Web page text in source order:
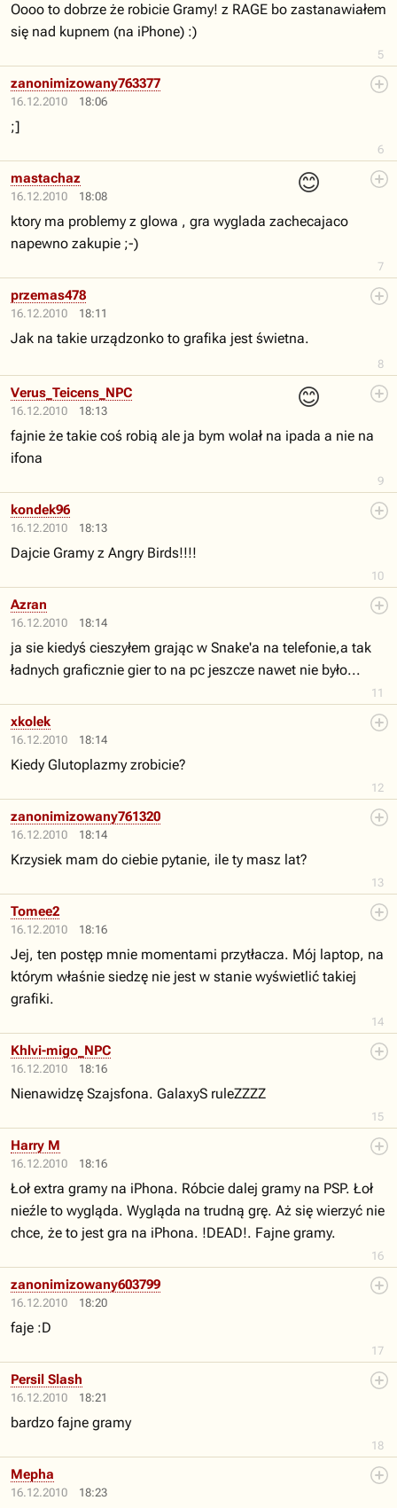
5
Oooo to dobrze że robicie Gramy! z RAGE bo zastanawiałem
się nad kupnem (na iPhone) :)
16.12.2010 18:06
6
zanonimizowany763377
;]
16.12.2010 18:08
😊
7
mastachaz
ktory ma problemy z glowa , gra wyglada zachecajaco
napewno zakupie ;-)
16.12.2010 18:11
8
przemas478
Jak na takie urządzonko to grafika jest świetna.
16.12.2010 18:13
😊
9
Verus_Teicens_NPC
fajnie że takie coś robią ale ja bym wolał na ipada a nie na
ifona
16.12.2010 18:13
10
kondek96
Dajcie Gramy z Angry Birds!!!!
16.12.2010 18:14
11
Azran
ja sie kiedyś cieszyłem grając w Snake'a na telefonie,a tak
ładnych graficznie gier to na pc jeszcze nawet nie było...
16.12.2010 18:14
12
xkolek
Kiedy Glutoplazmy zrobicie?
16.12.2010 18:14
13
zanonimizowany761320
Krzysiek mam do ciebie pytanie, ile ty masz lat?
16.12.2010 18:16
14
Tomee2
Jej, ten postęp mnie momentami przytłacza. Mój laptop, na
którym właśnie siedzę nie jest w stanie wyświetlić takiej
grafiki.
16.12.2010 18:16
15
Khlvi-migo_NPC
Nienawidzę Szajsfona. GalaxyS ruleZZZZ
16.12.2010 18:16
16
Harry M
Łoł extra gramy na iPhona. Róbcie dalej gramy na PSP. Łoł
nieźle to wygląda. Wygląda na trudną grę. Aż się wierzyć nie
chce, że to jest gra na iPhona. !DEAD!. Fajne gramy.
16.12.2010 18:20
17
zanonimizowany603799
faje :D
16.12.2010 18:21
18
Persil Slash
bardzo fajne gramy
16.12.2010 18:23
Mepha